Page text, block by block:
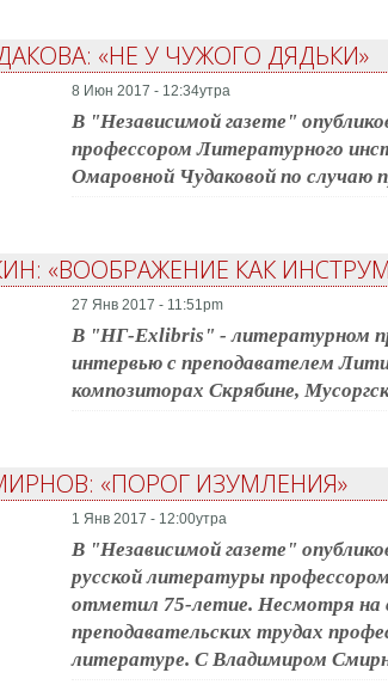
«НЕ У ЧУЖОГО ДЯДЬКИ»
8 Июн 2017 - 12:34утра
В "Независимой газете"
профессором Литературного
Омаровной Чудаковой по
«ВООБРАЖЕНИЕ КАК
27 Янв 2017 - 11:51pm
В "НГ-Exlibris" - литературном
интервью с преподавателем
композиторах Скрябине,
«ПОРОГ ИЗУМЛЕНИЯ»
1 Янв 2017 - 12:00утра
В "Независимой газете"
русской литературы
отметил 75-летие. Несмотря на
преподавательских трудах
литературе. С Владимиром